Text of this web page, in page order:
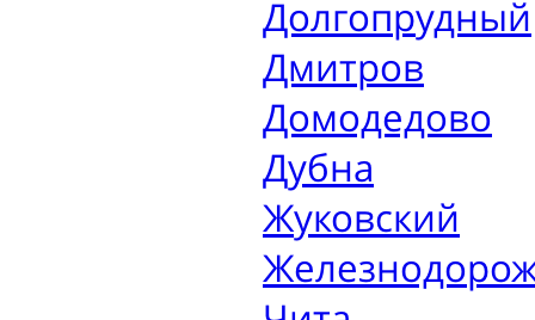
Долгопрудный
Дмитров
Домодедово
Дубна
Жуковский